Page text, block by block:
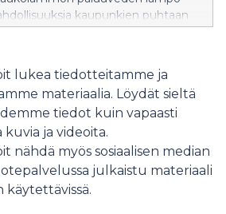
kaupunkien puhtaan
Oulun yliopiston Kavereno-
voi parhaimmillaan kasvaa lähes
kun hiilidioksidipäästöt
lukea tiedotteitamme ja
materiaalia. Löydät sieltä
tiedot kuin vapaasti
kuvia ja videoita.
nähdä myös sosiaalisen median
julkaistu materiaali
käytettävissä.